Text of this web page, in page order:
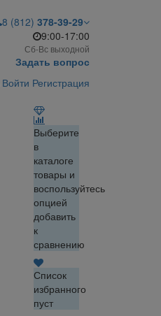
8 (812) 378-39-29
9:00-17:00
Сб-Вс выходной
Задать вопрос
Войти Регистрация
Выберите
в
каталоге
товары и
воспользуйтесь
опцией
добавить
к
сравнению
Список
избранного
пуст